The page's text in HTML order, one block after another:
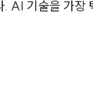
. AI 기술을 가장